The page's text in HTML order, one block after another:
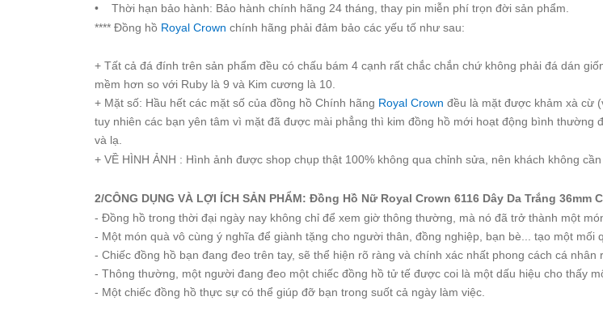
Crown
Starke
Cer
Hồ
Cặp
Hanboro
Marc
Jacobs
Michael
Kors
Sunrise
• Thời hạn bảo hành: Bảo hành chính hãng 24 tháng, thay pin miễn phí trọn đời sản phẩm.
**** Đồng hồ Royal Crown chính hãng phải đảm bảo các yếu tố như sau:
+ Tất cả đá đính trên sản phẩm đều có chấu bám 4 cạnh rất chắc chắn chứ không phải đá dán
mềm hơn so với Ruby là 9 và Kim cương là 10.
+ Mặt số: Hầu hết các mặt số của đồng hồ Chính hãng Royal Crown đều là mặt được khảm xà cừ
tuy nhiên các bạn yên tâm vì mặt đã được mài phẳng thì kim đồng hồ mới hoạt động bình
và lạ.
+ VỀ HÌNH ẢNH : Hình ảnh được shop chụp thật 100% không qua chỉnh sửa, nên khách không
2/CÔNG DỤNG VÀ LỢI ÍCH SẢN PHẨM: Đồng Hồ Nữ Royal Crown 6116 Dây Da Trắng 36mm
- Đồng hồ trong thời đại ngày nay không chỉ để xem giờ thông thường, mà nó đã trở thành một
- Một món quà vô cùng ý nghĩa để giành tặng cho người thân, đồng nghiệp, bạn bè... tạo một mối
- Chiếc đồng hồ bạn đang đeo trên tay, sẽ thể hiện rõ ràng và chính xác nhất phong cách cá
- Thông thường, một người đang đeo một chiếc đồng hồ tử tế được coi là một dấu hiệu cho thấy
- Một chiếc đồng hồ thực sự có thể giúp đỡ bạn trong suốt cả ngày làm việc.